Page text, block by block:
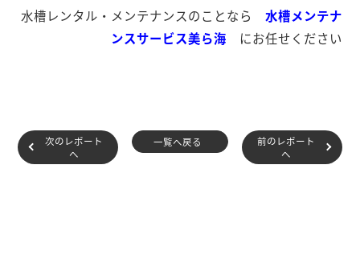
水槽レンタル・メンテナンスのことなら 水槽メンテナ
ンスサービス美ら海 にお任せください
次のレポート
へ
一覧へ戻る
前のレポート
へ